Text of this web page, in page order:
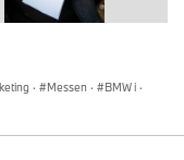
· Messen · BMW i ·